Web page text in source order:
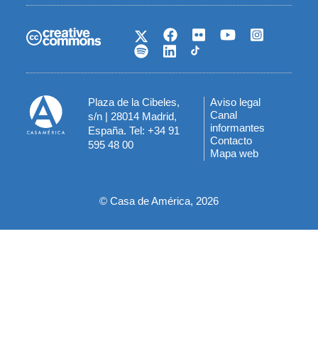
Plaza de la Cibeles,
s/n | 28014 Madrid,
España. Tel: +34 91
595 48 00
Menú
del
pie
Aviso legal
Canal
informantes
Contacto
Mapa web
© Casa de América, 2026